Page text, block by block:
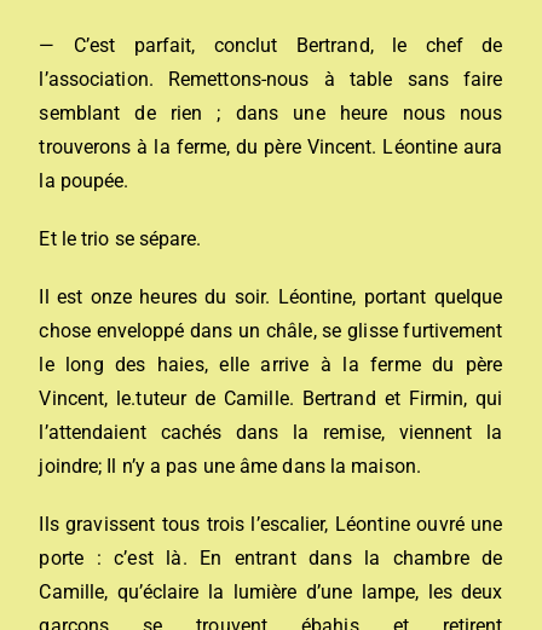
— C’est parfait, conclut Bertrand, le chef de
l’association. Remettons-nous à table sans faire
semblant de rien ; dans une heure nous nous
trouverons à la ferme, du père Vincent. Léontine aura
la poupée.
Et le trio se sépare.
Il est onze heures du soir. Léontine, portant quelque
chose enveloppé dans un châle, se glisse furtivement
le long des haies, elle arrive à la ferme du père
Vincent, le.tuteur de Camille. Bertrand et Firmin, qui
l’attendaient cachés dans la remise, viennent la
joindre; Il n’y a pas une âme dans la maison.
Ils gravissent tous trois l’escalier, Léontine ouvré une
porte : c’est là. En entrant dans la chambre de
Camille, qu’éclaire la lumière d’une lampe, les deux